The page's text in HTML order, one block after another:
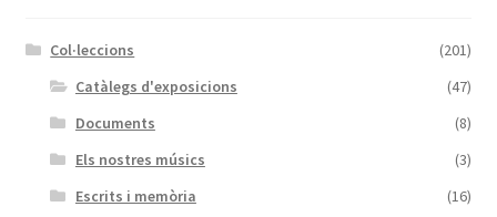
Col·leccions
(201)
Catàlegs d'exposicions
(47)
Documents
(8)
Els nostres músics
(3)
Escrits i memòria
(16)